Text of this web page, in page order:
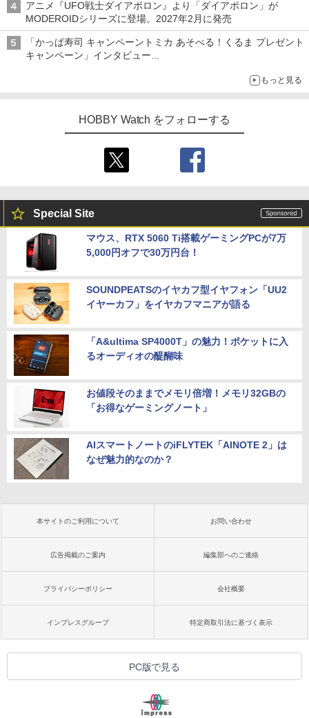
アニメ『UFO戦士ダイアポロン』より「ダイアポロン」が
MODEROIDシリーズに登場。2027年2月に発売
「かっぱ寿司 キャンペーントミカ あそべる！くるま プレゼント
キャンペーン」インタビュー
もっと見る
HOBBY Watch をフォローする
Special Site
マウス、RTX 5060 Ti搭載ゲーミングPCが7万
5,000円オフで30万円台！
SOUNDPEATSのイヤカフ型イヤフォン「UU2
イヤーカフ」をイヤカフマニアが語る
「A&ultima SP4000T」の魅力！ポケットに入
るオーディオの醍醐味
お値段そのままでメモリ倍増！メモリ32GBの
「お得なゲーミングノート」
AIスマートノートのiFLYTEK「AINOTE 2」は
なぜ魅力的なのか？
本サイトのご利用について お問い合わせ
広告掲載のご案内 編集部へのご連絡
プライバシーポリシー 会社概要
インプレスグループ 特定商取引法に基づく表示
PC版で見る